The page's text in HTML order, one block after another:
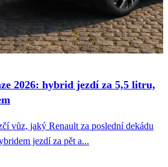
2026: hybrid jezdí za 5,5 litru,
vůz, jaký Renault za poslední dekádu
jezdí za pět a...